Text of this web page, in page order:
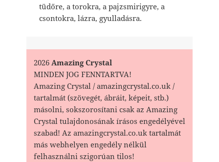
tüdőre, a torokra, a pajzsmirigyre, a
csontokra, lázra, gyulladásra.
2026Amazing Crystal
MINDEN JOG FENNTARTVA!
Amazing Crystal / amazingcrystal.co.uk /
tartalmát (szövegét, ábráit, képeit, stb.)
másolni, sokszorosítani csak az Amazing
Crystal tulajdonosának írásos engedélyével
szabad! Az amazingcrystal.co.uk tartalmát
más webhelyen engedély nélkül
felhasználni szigorúan tilos!